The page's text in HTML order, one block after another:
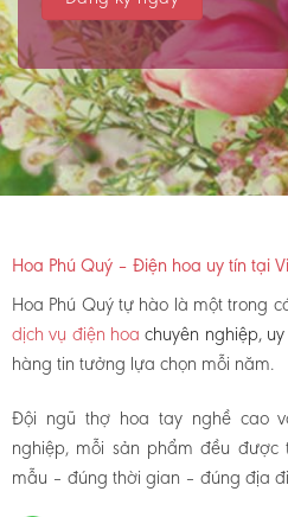
Hoa Phú Quý – Điện hoa uy tín tại
Hoa Phú Quý tự hào là một trong
dịch vụ điện hoachuyên nghiệp, uy
hàng tin tưởng lựa chọn mỗi năm.
Đội ngũ thợ hoa tay nghề cao
nghiệp, mỗi sản phẩm đều
mẫu – đúng thời gian – đúng địa